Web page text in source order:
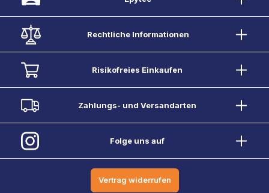
Rechtliche Informationen
Risikofreies Einkaufen
Zahlungs- und Versandarten
Folge uns auf
Vertrag widerrufen